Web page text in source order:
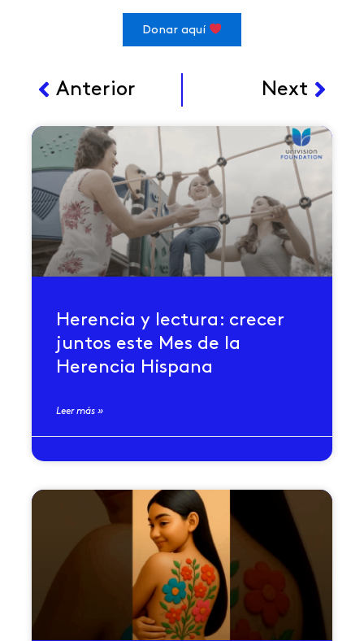
Donar aquí
AntAnterior Next
Herencia y lectura: crecer
juntos este Mes de la
Herencia Hispana
Leer más »